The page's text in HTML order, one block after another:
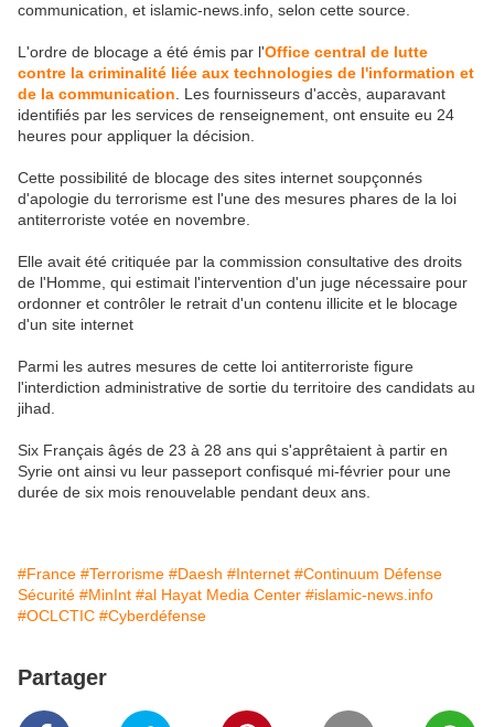
communication, et islamic-news.info, selon cette source.
L'ordre de blocage a été émis par l'Office central de lutte
contre la criminalité liée aux technologies de l'information et
de la communication . Les fournisseurs d'accès, auparavant
identifiés par les services de renseignement, ont ensuite eu 24
heures pour appliquer la décision.
Cette possibilité de blocage des sites internet soupçonnés
d'apologie du terrorisme est l'une des mesures phares de la loi
antiterroriste votée en novembre.
Elle avait été critiquée par la commission consultative des droits
de l'Homme, qui estimait l'intervention d'un juge nécessaire pour
ordonner et contrôler le retrait d'un contenu illicite et le blocage
d'un site internet
Parmi les autres mesures de cette loi antiterroriste figure
l'interdiction administrative de sortie du territoire des candidats au
jihad.
Six Français âgés de 23 à 28 ans qui s'apprêtaient à partir en
Syrie ont ainsi vu leur passeport confisqué mi-février pour une
durée de six mois renouvelable pendant deux ans.
#France #Terrorisme #Daesh #Internet #Continuum Défense
Sécurité #MinInt #al Hayat Media Center #islamic-news.info
#OCLCTIC #Cyberdéfense
Partager